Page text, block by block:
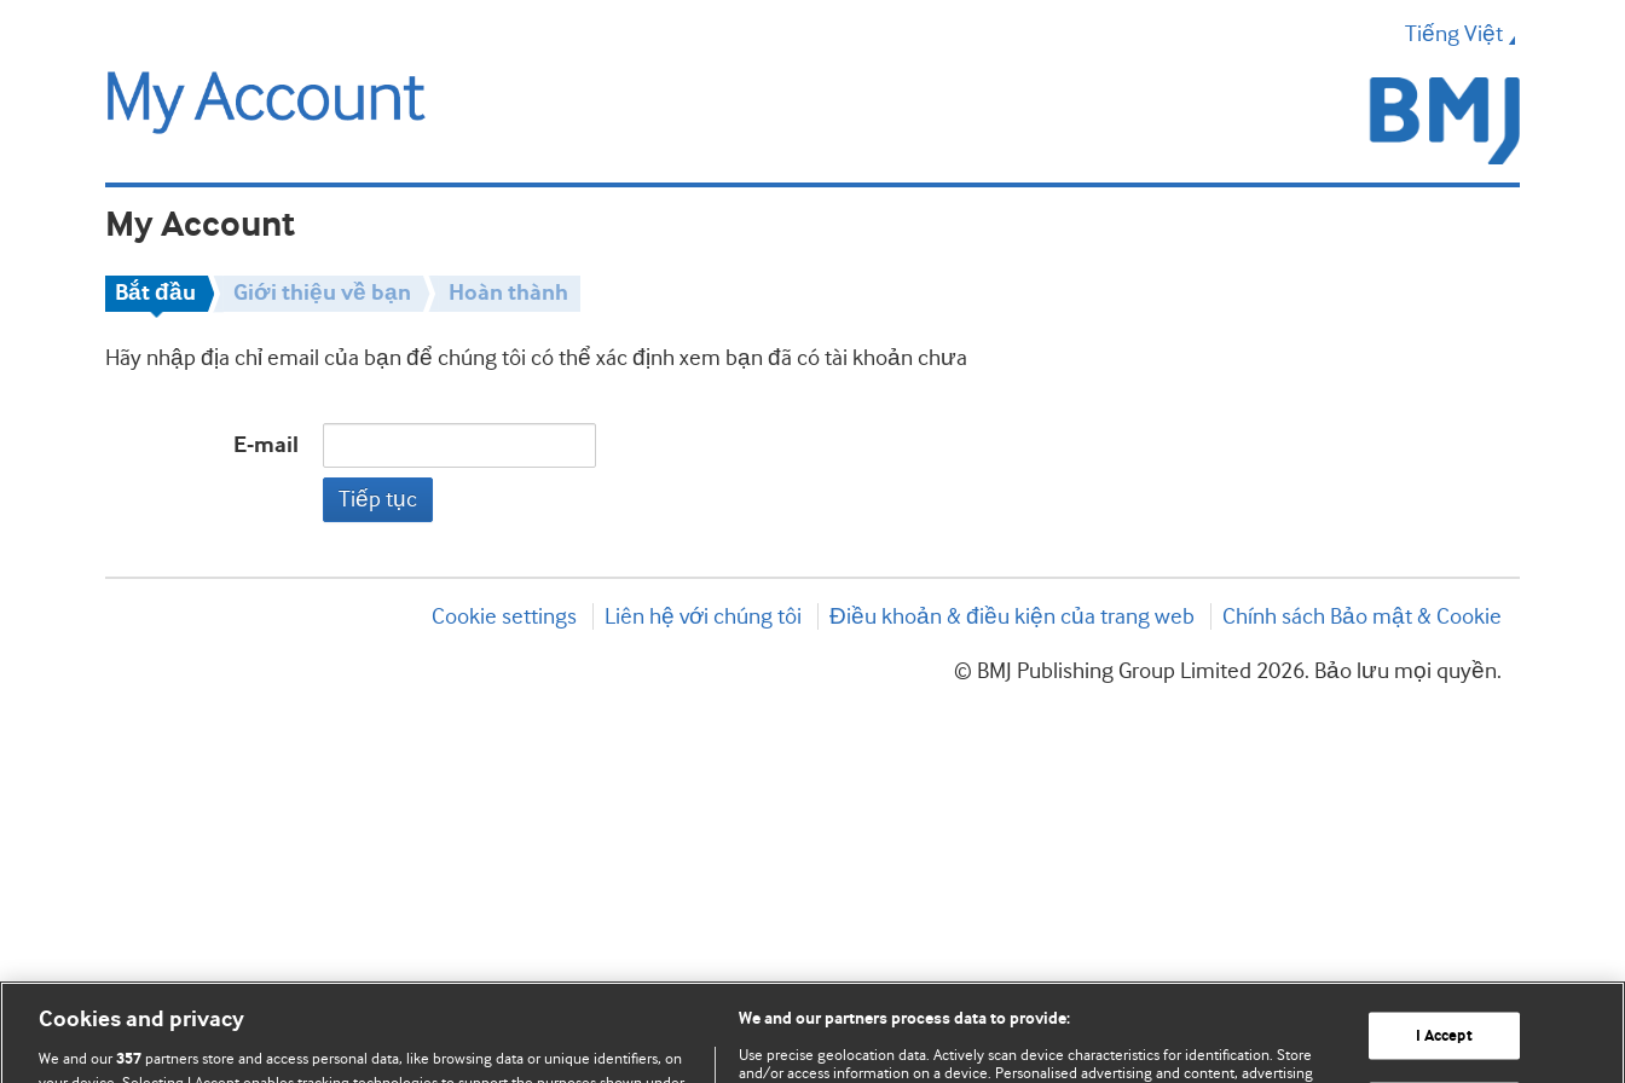
Tiếng Việt
My Account
Bắt đầu Giới thiệu về bạn Hoàn thành
Hãy nhập địa chỉ email của bạn để chúng tôi có thể xác định xem bạn đã có tài khoản chưa
E-mail
Tiếp tục
Cookie settings Liên hệ với chúng tôi Điều khoản & điều kiện của trang web Chính sách Bảo mật & Cookie
© BMJ Publishing Group Limited 2026. Bảo lưu mọi quyền.
Cookies and privacy
We and our357 partners store and access personal data, like browsing data or unique identifiers, on
We and our partners process data to provide:
Use precise geolocation data. Actively scan device characteristics for identification. Store
and/or access information on a device. Personalised advertising and content, advertising
I Accept